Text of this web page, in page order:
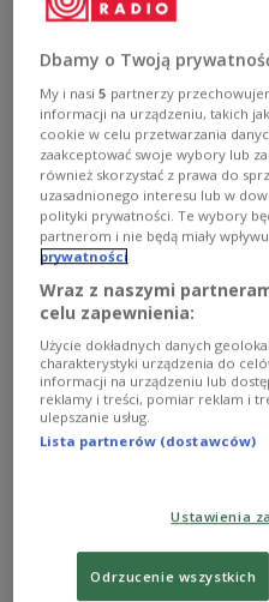
Atomwaffen und U-
Sandvik der britischen
Demnach bereitet sich
einen möglichen
„Russland sammelt in
nukleare Waffen und
sagte Sandvik. Die
Dbamy o Twoją
My i nasi5 partnerzy
informacji na urządzeniu, takich
cookie w celu przetwarzania
zaakceptować swoje wybory lub
również skorzystać z prawa do
uzasadnionego interesu lub w
polityki prywatności. Te wybory
partnerom i nie będą miały
prywatności
Wraz z naszymi
celu zapewnienia:
Użycie dokładnych danych
charakterystyki urządzenia do
informacji na urządzeniu lub
reklamy i treści, pomiar reklam i
ulepszanie usług.
Lista partnerów (dostawców)
Ustawienia
Odrzucenie wszystkich